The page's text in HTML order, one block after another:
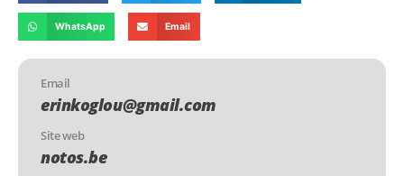
WhatsApp Email
Email
erinkoglou@gmail.com
Site web
notos.be